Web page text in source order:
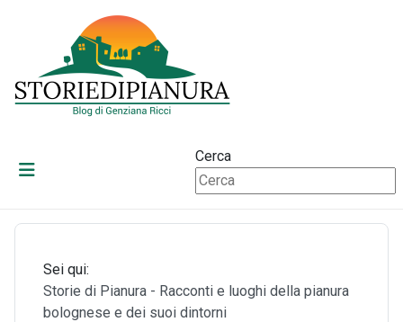
Cerca
Sei qui:
Storie di Pianura - Racconti e luoghi della pianura
bolognese e dei suoi dintorni